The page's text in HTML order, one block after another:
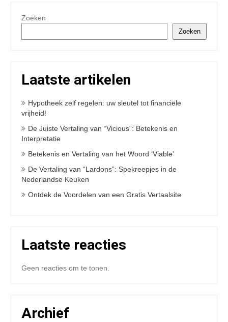
Zoeken
Zoeken
Laatste artikelen
Hypotheek zelf regelen: uw sleutel tot financiële
vrijheid!
De Juiste Vertaling van “Vicious”: Betekenis en
Interpretatie
Betekenis en Vertaling van het Woord ‘Viable’
De Vertaling van “Lardons”: Spekreepjes in de
Nederlandse Keuken
Ontdek de Voordelen van een Gratis Vertaalsite
Laatste reacties
Geen reacties om te tonen.
Archief